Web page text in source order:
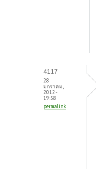
4117
28
มกราคม,
2012 -
19:58
permalink